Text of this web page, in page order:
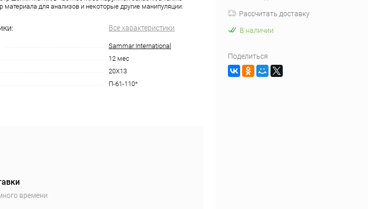
материала для анализов и некоторые другие манипуляции.
Все характеристики
Sammar International
12 мес
20Х13
П-61-110*
времени
Рассчитать доставку
В наличии
Поделиться